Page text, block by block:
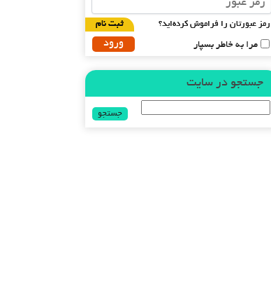
مرا به خاطر بسپار
رمز عبورتان را فراموش کرده‌اید؟ ثبت نام
جستجو در سایت
برای: